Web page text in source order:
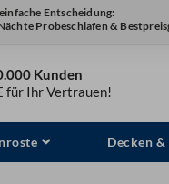
Entscheidung:
Probeschlafen &
Kunden
für Ihr Vertrauen!
Decken &